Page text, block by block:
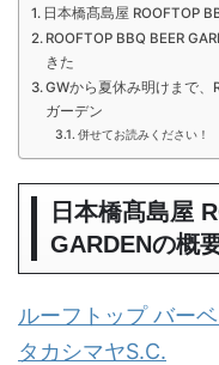
日本橋髙島屋 ROOFTOP
ROOFTOP BBQ BEER
きた
GWから夏休み明けまで、
ガーデン
併せてお読みください！
日本橋髙島屋
GARDENの概
ルーフトップ バー
タカシマヤS.C.